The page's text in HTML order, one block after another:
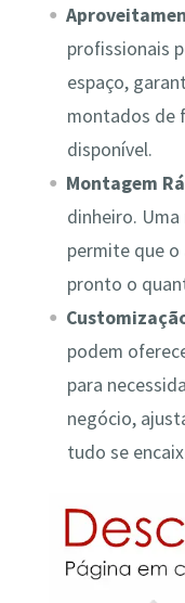
profissionais
espaço,
montados de
disponível.
Montagem
dinheiro.
permite que
pronto o
podem
para
negócio,
tudo se